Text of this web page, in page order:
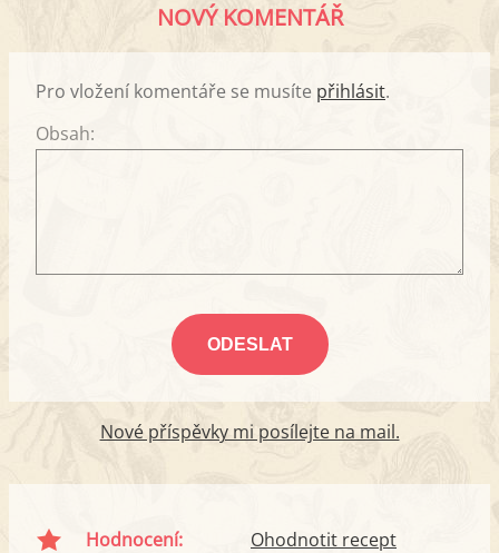
NOVÝ KOMENTÁŘ
Pro vložení komentáře se musíte přihlásit.
Obsah:
Nové příspěvky mi posílejte na mail.
Hodnocení: Ohodnotit recept